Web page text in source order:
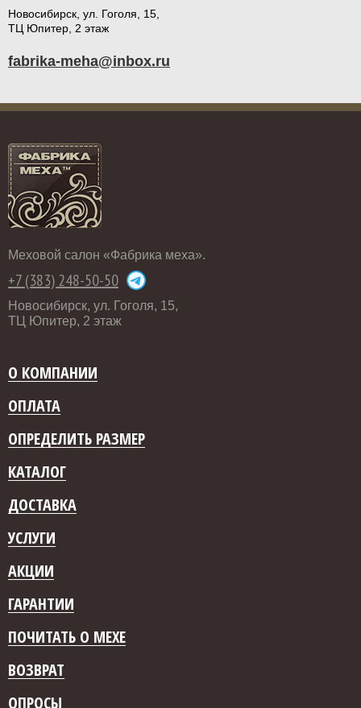
Новосибирск, ул. Гоголя, 15,
ТЦ Юпитер, 2 этаж
fabrika-meha@inbox.ru
Меховой салон «Фабрика меха».
+7 (383) 248-50-50
Новосибирск, ул. Гоголя, 15,
ТЦ Юпитер, 2 этаж
О КОМПАНИИ
ОПЛАТА
ОПРЕДЕЛИТЬ РАЗМЕР
КАТАЛОГ
ДОСТАВКА
УСЛУГИ
АКЦИИ
ГАРАНТИИ
ПОЧИТАТЬ О МЕХЕ
ВОЗВРАТ
ОПРОСЫ